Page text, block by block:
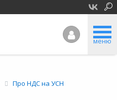
меню
Про НДС на УСН